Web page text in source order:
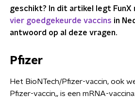
geschikt? In dit artikel legt FunX
vier goedgekeurde vaccins in
antwoord op al deze vragen.
Pfizer
Het BioNTech/Pfizer-vaccin, ook
Pfizer-vaccin,, is een mRNA-